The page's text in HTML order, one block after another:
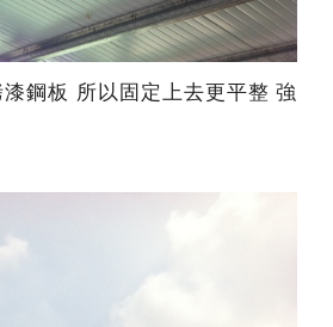
鋼板 所以固定上去更平整 強